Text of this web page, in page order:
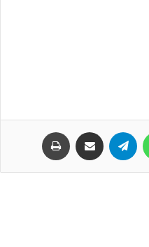
واتساب تيلقرام مشاركة عبر البريد